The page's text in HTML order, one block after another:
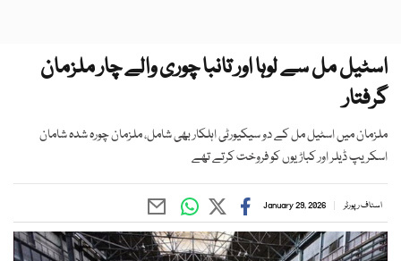
اسٹیل مل سے لوہا اور تانبا چوری والے چار ملزمان
گرفتار
ملزمان میں اسٹیل مل کے دو سیکیورٹی اہلکار بھی شامل، ملزمان چورہ شدہ شامان
اسکریپ ڈیلر اور کباڑیوں کو فروخت کرتے تھے
اسٹاف رپورٹر January 29, 2026